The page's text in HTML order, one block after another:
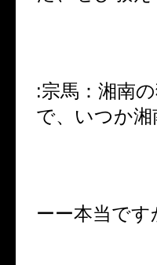
:宗馬：湘南
で、いつか
ーー本当です